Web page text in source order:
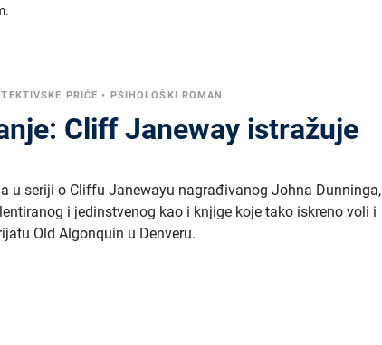
PRIČE • PSIHOLOŠKI ROMAN
Cliff Janeway istražuje
u seriji o Cliffu Janewayu nagrađivanog Johna Dunninga,
i jedinstvenog kao i knjige koje tako iskreno voli i
Old Algonquin u Denveru.